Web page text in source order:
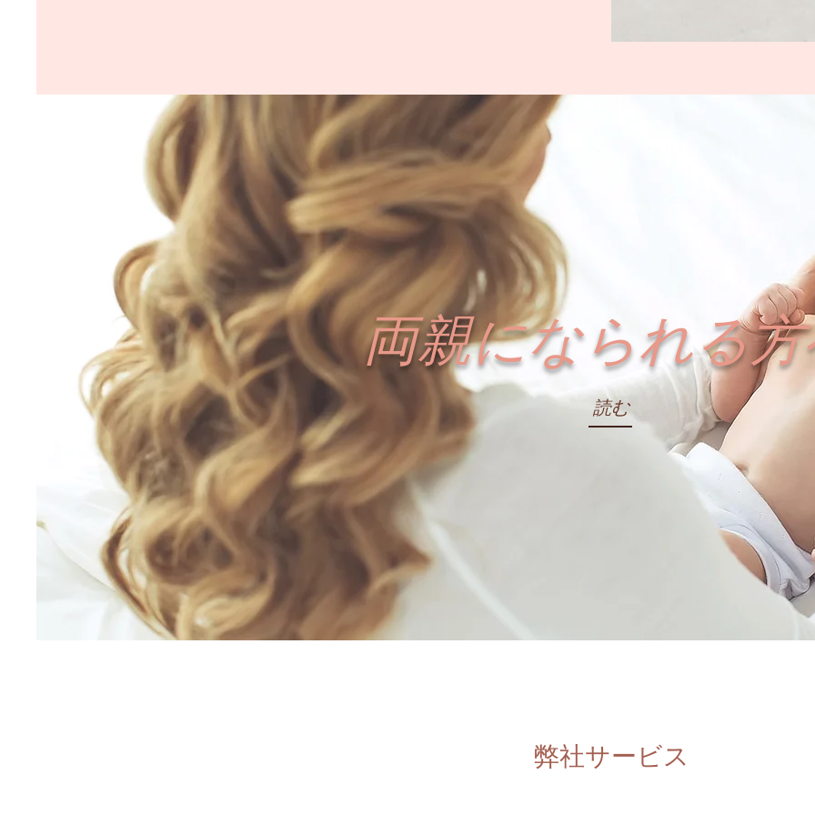
両親になられる
読む
​弊社サービス